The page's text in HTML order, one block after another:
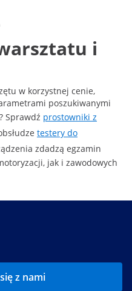
i
w korzystnej cenie,
poszukiwanymi
Sprawdź prostowniki z
testery do
zdadzą egzamin
jak i zawodowych
z nami